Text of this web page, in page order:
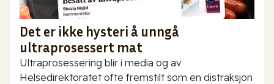
Det er ikke hysteri å unngå
ultraprosessert mat
Ultraprosessering blir i media og av
Helsedirektoratet ofte fremstilt som en distraksjon